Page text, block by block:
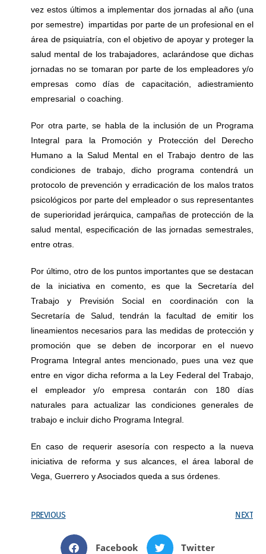
vez estos últimos a implementar dos jornadas al año (una
por semestre) impartidas por parte de un profesional en el
área de psiquiatría, con el objetivo de apoyar y proteger la
salud mental de los trabajadores, aclarándose que dichas
jornadas no se tomaran por parte de los empleadores y/o
empresas como días de capacitación, adiestramiento
empresarial o coaching.
Por otra parte, se habla de la inclusión de un Programa
Integral para la Promoción y Protección del Derecho
Humano a la Salud Mental en el Trabajo dentro de las
condiciones de trabajo, dicho programa contendrá un
protocolo de prevención y erradicación de los malos tratos
psicológicos por parte del empleador o sus representantes
de superioridad jerárquica, campañas de protección de la
salud mental, especificación de las jornadas semestrales,
entre otras.
Por último, otro de los puntos importantes que se destacan
de la iniciativa en comento, es que la Secretaría del
Trabajo y Previsión Social en coordinación con la
Secretaría de Salud, tendrán la facultad de emitir los
lineamientos necesarios para las medidas de protección y
promoción que se deben de incorporar en el nuevo
Programa Integral antes mencionado, pues una vez que
entre en vigor dicha reforma a la Ley Federal del Trabajo,
el empleador y/o empresa contarán con 180 días
naturales para actualizar las condiciones generales de
trabajo e incluir dicho Programa Integral.
En caso de requerir asesoría con respecto a la nueva
iniciativa de reforma y sus alcances, el área laboral de
Vega, Guerrero y Asociados queda a sus órdenes.
PREVIOUS NEXT
Facebook Twitter